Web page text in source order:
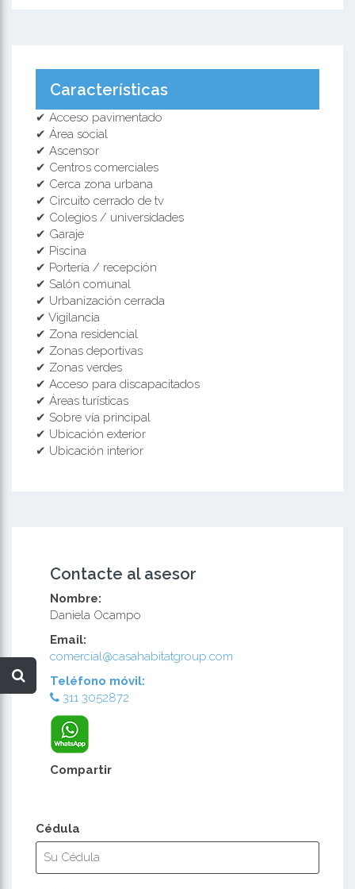
Características
✔ Acceso pavimentado
✔ Área social
✔ Ascensor
✔ Centros comerciales
✔ Cerca zona urbana
✔ Circuito cerrado de tv
✔ Colegios / universidades
✔ Garaje
✔ Piscina
✔ Portería / recepción
✔ Salón comunal
✔ Urbanización cerrada
✔ Vigilancia
✔ Zona residencial
✔ Zonas deportivas
✔ Zonas verdes
✔ Acceso para discapacitados
✔ Áreas turísticas
✔ Sobre vía principal
✔ Ubicación exterior
✔ Ubicación interior
Contacte al asesor
Nombre:
Daniela Ocampo
Email:
comercial@casahabitatgroup.com
Teléfono móvil:
311 3052872
Compartir
Cédula